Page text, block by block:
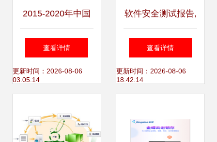
2015-2020年中国
邮件服务器软件企
业IPO上市指导研
查看详情
更新时间：2026-08-06
03:05:14
软件安全测试报告,
咨
询:13242770188,
查看详情
更新时间：2026-08-06
18:42:14